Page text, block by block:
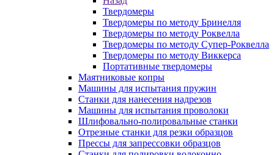
Твердомеры
Твердомеры по методу Бринелля
Твердомеры по методу Роквелла
Твердомеры по методу Супер-Роквелла
Твердомеры по методу Виккерса
Портативные твердомеры
Маятниковые копры
Машины для испытания пружин
Станки для нанесения надрезов
Машины для испытания проволоки
Шлифовально-полировальные станки
Отрезные станки для резки образцов
Прессы для запрессовки образцов